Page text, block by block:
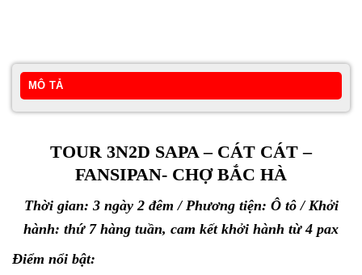
MÔ TẢ
TOUR 3N2D SAPA – CÁT CÁT –
FANSIPAN- CHỢ BẮC HÀ
Thời gian: 3 ngày 2 đêm / Phương tiện: Ô tô / Khởi
hành: thứ 7 hàng tuần, cam kết khởi hành từ 4 pax
Điểm nổi bật: